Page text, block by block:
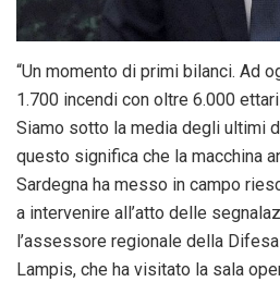
“Un momento di primi bilanci. Ad
1.700 incendi con oltre 6.000
Siamo sotto la media degli ultimi
questo significa che la macchina
Sardegna ha messo in campo
a intervenire all’atto delle
l’assessore regionale della
Lampis, che ha visitato la sala